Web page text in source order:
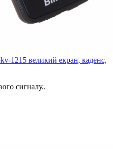
1215 великий екран, каденс,
сигналу..